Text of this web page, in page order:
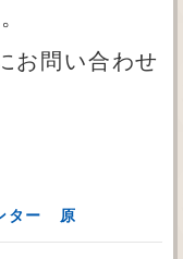
お問い合わせ
ター 原